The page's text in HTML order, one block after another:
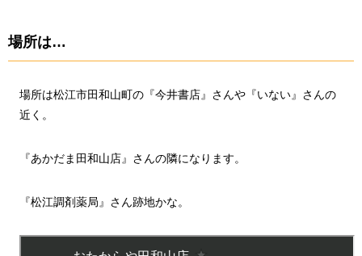
場所は…
場所は松江市田和山町の『今井書店』さんや『いない』さんの
近く。
『あかだま田和山店』さんの隣になります。
『松江調剤薬局』さん跡地かな。